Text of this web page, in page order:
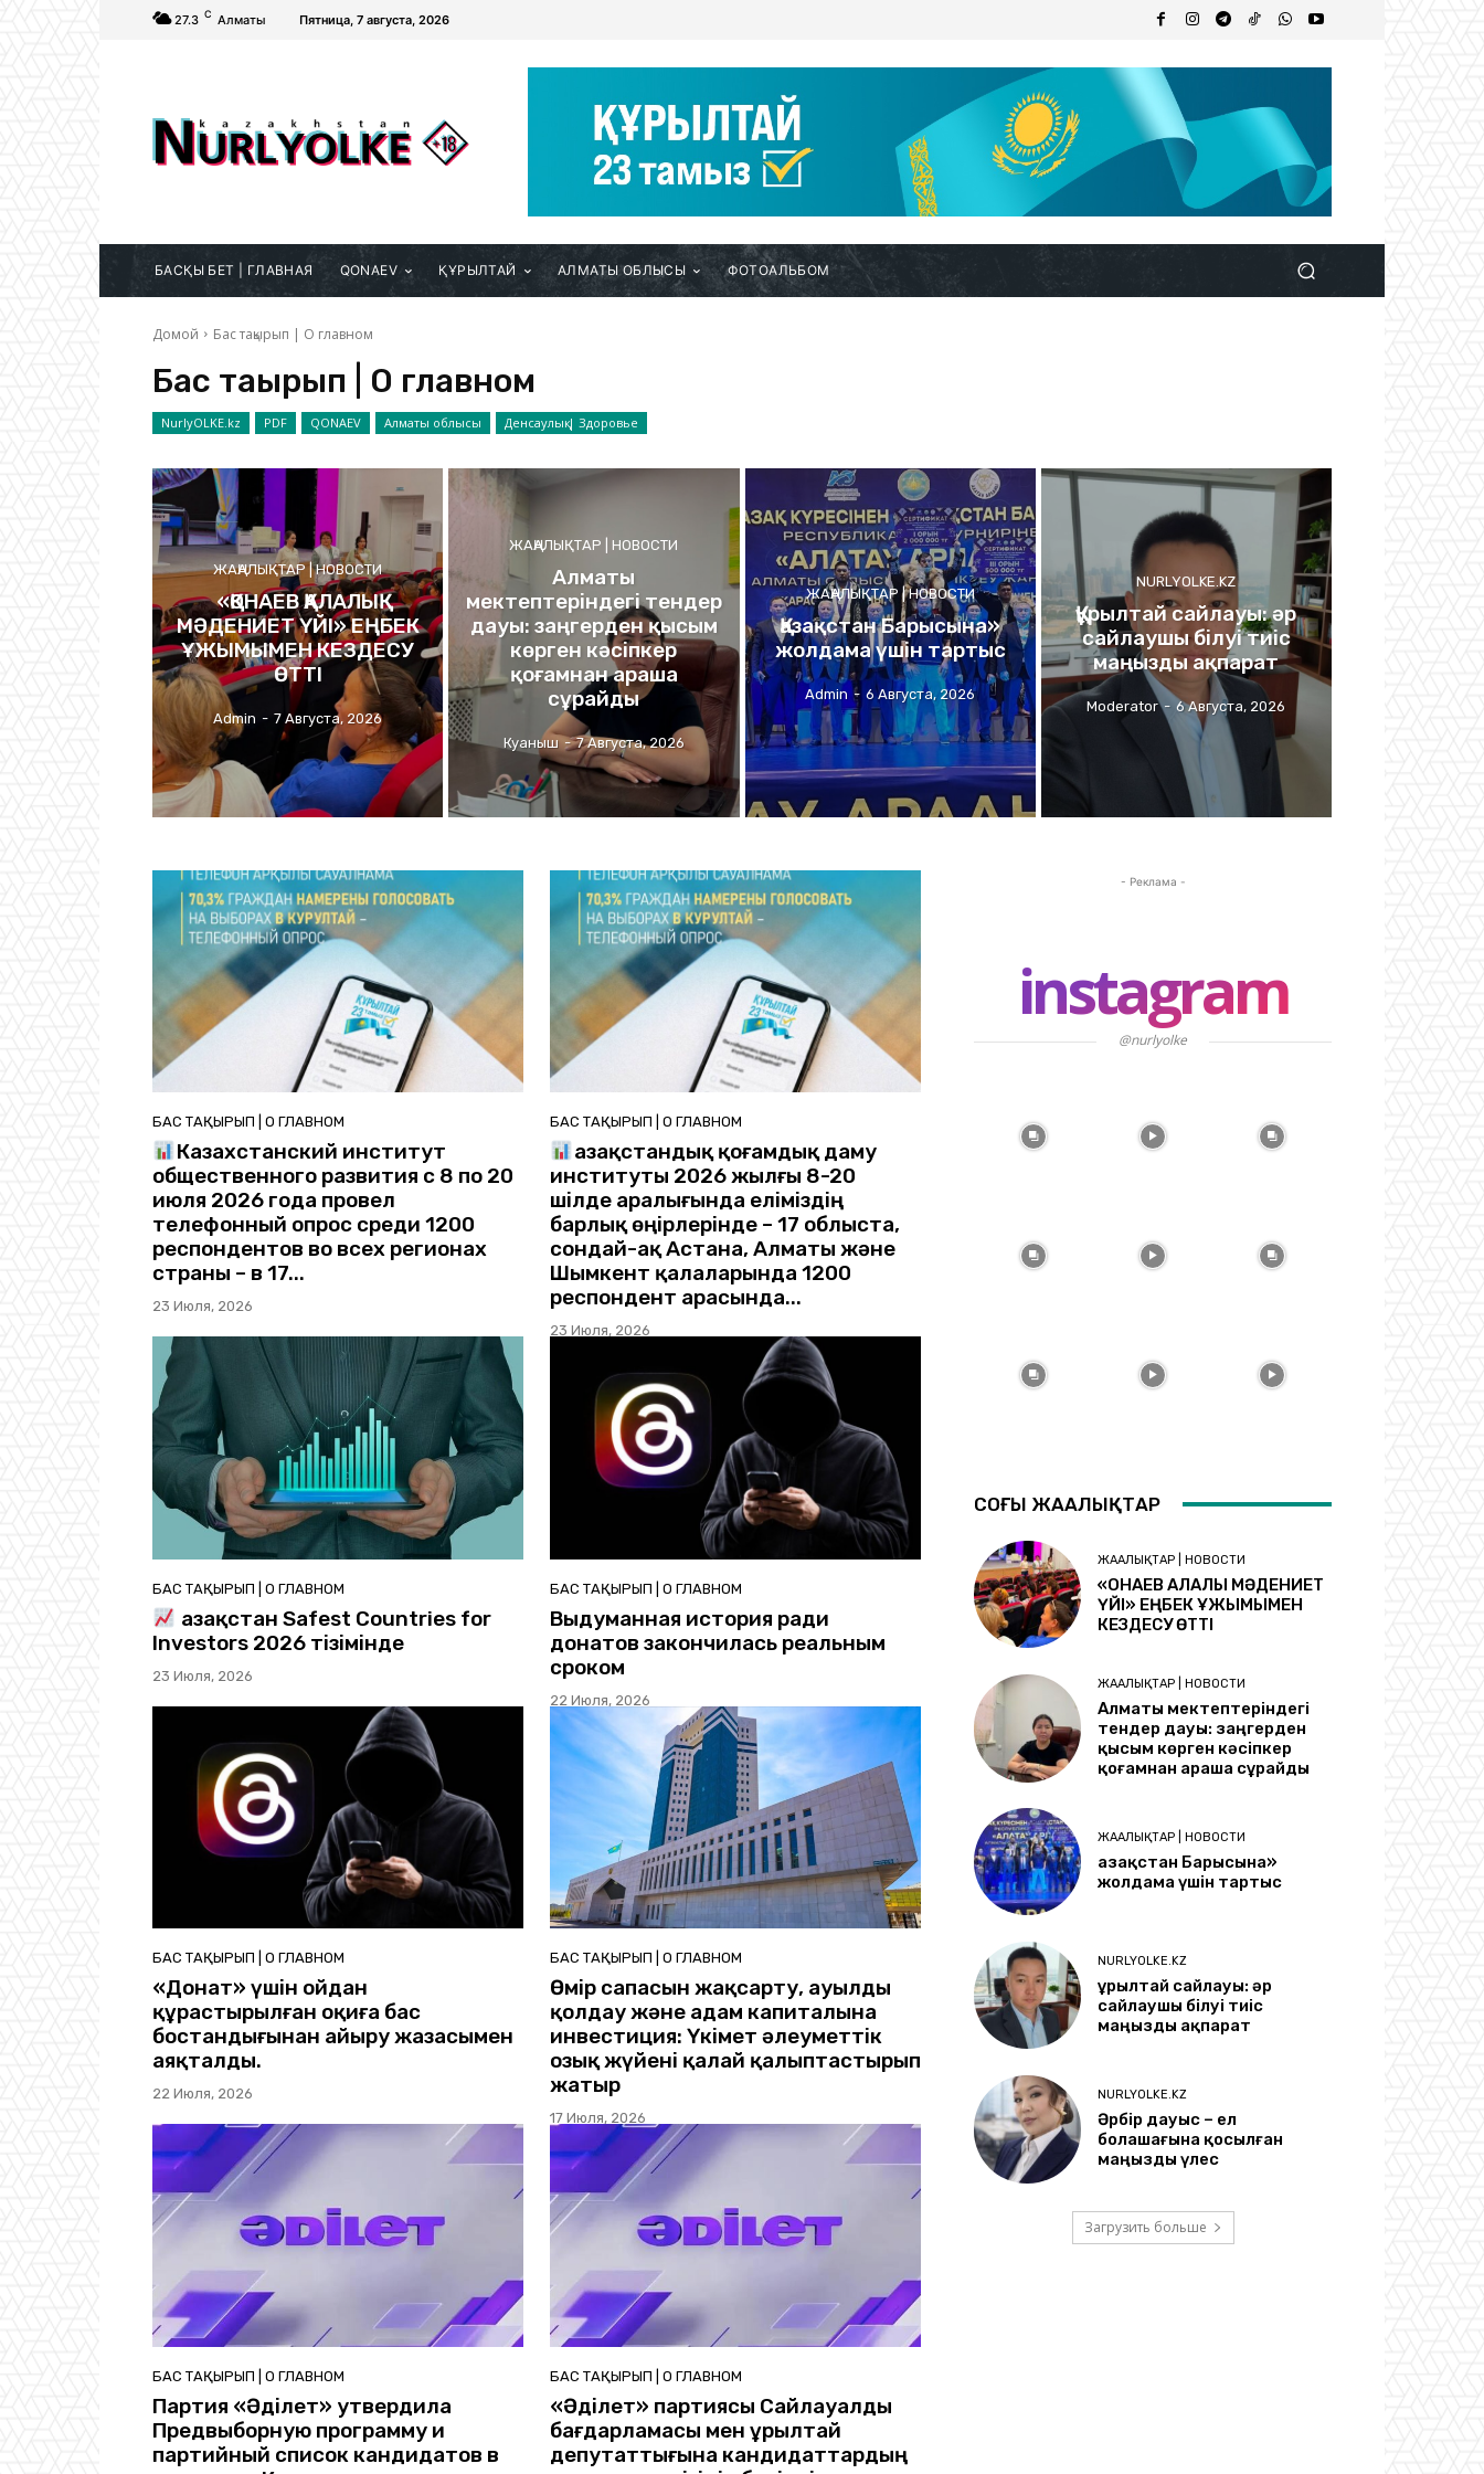
27.3 C Алматы Пятница, 7 августа, 2026
БАСҚЫ БЕТ | ГЛАВНАЯ QONAEV ҚҰРЫЛТАЙ АЛМАТЫ ОБЛЫСЫ ФОТОАЛЬБОМ
Домой Бас тақырып | О главном
Бас тақырып | О главном
NurlyOLKE.kz PDF QONAEV Алматы облысы Денсаулық | Здоровье
ЖАҢАЛЫҚТАР | НОВОСТИ
«ҚОНАЕВ ҚАЛАЛЫҚ
МӘДЕНИЕТ ҮЙІ» ЕҢБЕК
ҰЖЫМЫМЕН КЕЗДЕСУ
ӨТТІ
Admin - 7 Августа, 2026
ЖАҢАЛЫҚТАР | НОВОСТИ
Алматы
мектептеріндегі тендер
дауы: заңгерден қысым
көрген кәсіпкер
қоғамнан араша
сұрайды
Куаныш - 7 Августа, 2026
ЖАҢАЛЫҚТАР | НОВОСТИ
Қазақстан Барысына»
жолдама үшін тартыс
Admin - 6 Августа, 2026
NURLYOLKE.KZ
Құрылтай сайлауы: әр
сайлаушы білуі тиіс
маңызды ақпарат
Moderator - 6 Августа, 2026
БАС ТАҚЫРЫП | О ГЛАВНОМ
Казахстанский институт
общественного развития с 8 по 20
июля 2026 года провел
телефонный опрос среди 1200
респондентов во всех регионах
страны – в 17...
23 Июля, 2026
БАС ТАҚЫРЫП | О ГЛАВНОМ
Қазақстандық қоғамдық даму
институты 2026 жылғы 8-20
шілде аралығында еліміздің
барлық өңірлерінде – 17 облыста,
сондай-ақ Астана, Алматы және
Шымкент қалаларында 1200
респондент арасында...
23 Июля, 2026
БАС ТАҚЫРЫП | О ГЛАВНОМ
Қазақстан Safest Countries for
Investors 2026 тізімінде
23 Июля, 2026
БАС ТАҚЫРЫП | О ГЛАВНОМ
Выдуманная история ради
донатов закончилась реальным
сроком
22 Июля, 2026
БАС ТАҚЫРЫП | О ГЛАВНОМ
«Донат» үшін ойдан
құрастырылған оқиға бас
бостандығынан айыру жазасымен
аяқталды.
22 Июля, 2026
БАС ТАҚЫРЫП | О ГЛАВНОМ
Өмір сапасын жақсарту, ауылды
қолдау және адам капиталына
инвестиция: Үкімет әлеуметтік
озық жүйені қалай қалыптастырып
жатыр
17 Июля, 2026
БАС ТАҚЫРЫП | О ГЛАВНОМ
Партия «Әділет» утвердила
Предвыборную программу и
партийный список кандидатов в
БАС ТАҚЫРЫП | О ГЛАВНОМ
«Әділет» партиясы Сайлауалды
бағдарламасы мен Құрылтай
депутаттығына кандидаттардың
- Реклама -
instagram
@nurlyolke
СОҢҒЫ ЖАҢАЛЫҚТАР
ЖАҢАЛЫҚТАР | НОВОСТИ
«ҚОНАЕВ ҚАЛАЛЫҚ МӘДЕНИЕТ
ҮЙІ» ЕҢБЕК ҰЖЫМЫМЕН
КЕЗДЕСУ ӨТТІ
ЖАҢАЛЫҚТАР | НОВОСТИ
Алматы мектептеріндегі
тендер дауы: заңгерден
қысым көрген кәсіпкер
қоғамнан араша сұрайды
ЖАҢАЛЫҚТАР | НОВОСТИ
Қазақстан Барысына»
жолдама үшін тартыс
NURLYOLKE.KZ
Құрылтай сайлауы: әр
сайлаушы білуі тиіс
маңызды ақпарат
NURLYOLKE.KZ
Әрбір дауыс – ел
болашағына қосылған
маңызды үлес
Загрузить больше